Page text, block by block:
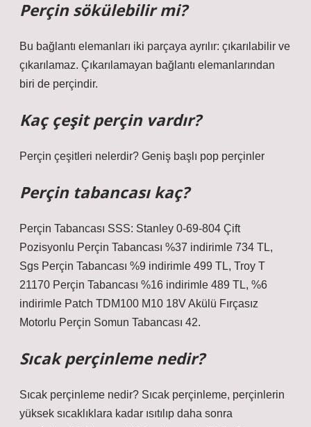
Perçin sökülebilir mi?
Bu bağlantı elemanları iki parçaya ayrılır: çıkarılabilir ve
çıkarılamaz. Çıkarılamayan bağlantı elemanlarından
biri de perçindir.
Kaç çeşit perçin vardır?
Perçin çeşitleri nelerdir? Geniş başlı pop perçinler
Perçin tabancası kaç?
Perçin Tabancası SSS: Stanley 0-69-804 Çift
Pozisyonlu Perçin Tabancası %37 indirimle 734 TL,
Sgs Perçin Tabancası %9 indirimle 499 TL, Troy T
21170 Perçin Tabancası %16 indirimle 489 TL, %6
indirimle Patch TDM100 M10 18V Akülü Fırçasız
Motorlu Perçin Somun Tabancası 42.
Sıcak perçinleme nedir?
Sıcak perçinleme nedir? Sıcak perçinleme, perçinlerin
yüksek sıcaklıklara kadar ısıtılıp daha sonra